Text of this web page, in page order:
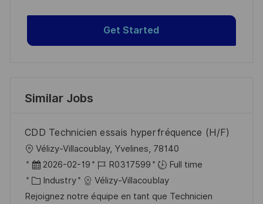
Get Started
Similar Jobs
CDD Technicien essais hyperfréquence (H/F)
L
o
c
a
Vélizy-Villacoublay, Yvelines, 78140
P
o
s
2026-02-19
J
o
b
R0317599
Full time
C
a
Industry
Vélizy-Villacoublay
Rejoignez notre équipe en tant que Technicien